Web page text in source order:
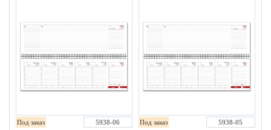
Под заказ 5938-06 Под заказ 5938-05